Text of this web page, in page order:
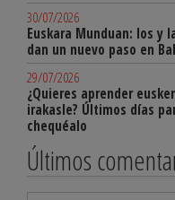
30/07/2026
Euskara Munduan: los y
dan un nuevo paso en
29/07/2026
¿Quieres aprender
irakasle? Últimos días
chequéalo
Últimos